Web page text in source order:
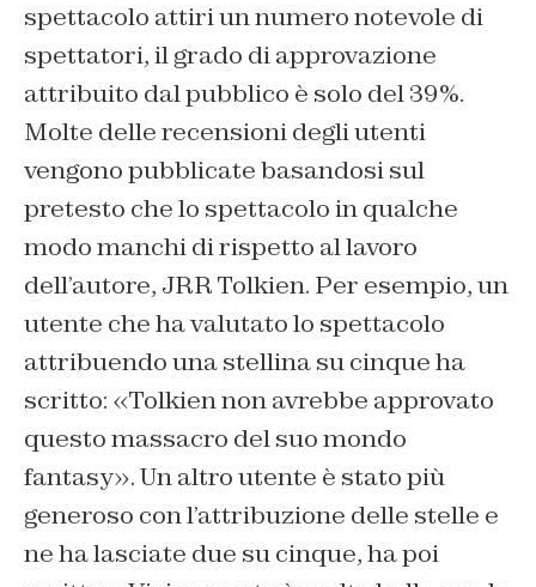
spettacolo attiri un numero notevole di
spettatori, il grado di approvazione
attribuito dal pubblico è solo del 39%.
Molte delle recensioni degli utenti
vengono pubblicate basandosi sul
pretesto che lo spettacolo in qualche
modo manchi di rispetto al lavoro
dell’autore, JRR Tolkien. Per esempio, un
utente che ha valutato lo spettacolo
attribuendo una stellina su cinque ha
scritto: «Tolkien non avrebbe approvato
questo massacro del suo mondo
fantasy». Un altro utente è stato più
generoso con l’attribuzione delle stelle e
ne ha lasciate due su cinque, ha poi